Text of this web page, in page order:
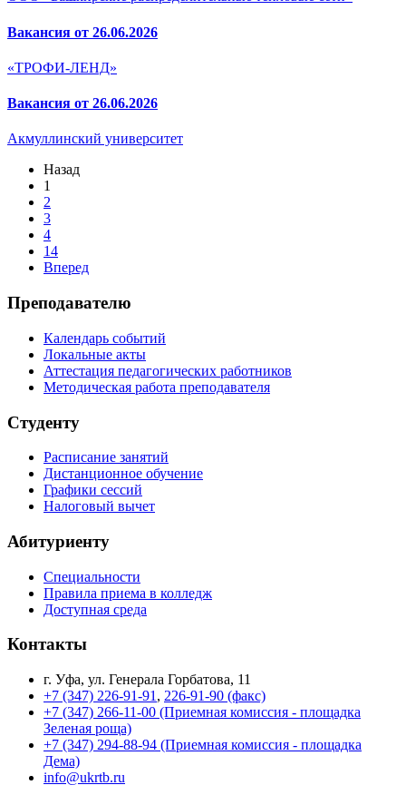
Вакансия от 26.06.2026
«ТРОФИ-ЛЕНД»
Вакансия от 26.06.2026
Акмуллинский университет
Назад
1
2
3
4
14
Вперед
Преподавателю
Календарь событий
Локальные акты
Аттестация педагогических работников
Методическая работа преподавателя
Студенту
Расписание занятий
Дистанционное обучение
Графики сессий
Налоговый вычет
Абитуриенту
Специальности
Правила приема в колледж
Доступная среда
Контакты
г. Уфа, ул. Генерала Горбатова, 11
+7 (347) 226-91-91 , 226-91-90 (факс)
+7 (347) 266-11-00 (Приемная комиссия - площадка
Зеленая роща)
+7 (347) 294-88-94 (Приемная комиссия - площадка
Дема)
info@ukrtb.ru